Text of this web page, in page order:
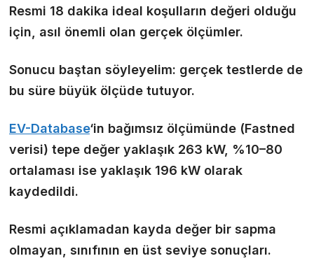
Resmi 18 dakika ideal koşulların değeri olduğu
için, asıl önemli olan gerçek ölçümler.
Sonucu baştan söyleyelim: gerçek testlerde de
bu süre büyük ölçüde tutuyor.
EV-Database‘in bağımsız ölçümünde (Fastned
verisi) tepe değer yaklaşık 263 kW, %10–80
ortalaması ise yaklaşık 196 kW olarak
kaydedildi.
Resmi açıklamadan kayda değer bir sapma
olmayan, sınıfının en üst seviye sonuçları.